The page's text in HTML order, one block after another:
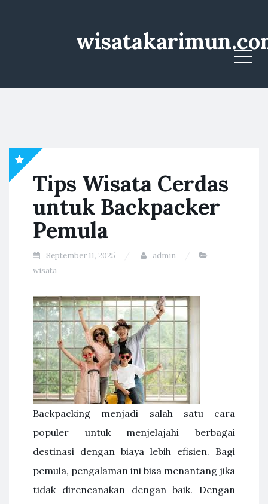
Menu
Tips Wisata Cerdas
untuk Backpacker
Pemula
September 11, 2025
admin
wisata
Backpacking menjadi salah satu cara
populer untuk menjelajahi berbagai
destinasi dengan biaya lebih efisien. Bagi
pemula, pengalaman ini bisa menantang jika
tidak direncanakan dengan baik. Dengan